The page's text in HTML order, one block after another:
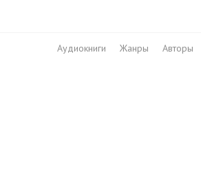
Аудиокниги Жанры Авторы